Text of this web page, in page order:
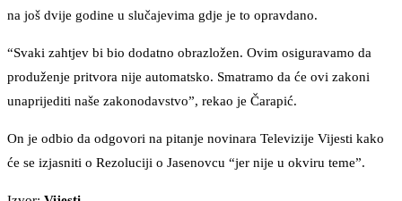
na još dvije godine u slučajevima gdje je to opravdano.
“Svaki zahtjev bi bio dodatno obrazložen. Ovim osiguravamo da
produženje pritvora nije automatsko. Smatramo da će ovi zakoni
unaprijediti naše zakonodavstvo”, rekao je Čarapić.
On je odbio da odgovori na pitanje novinara Televizije Vijesti kako
će se izjasniti o Rezoluciji o Jasenovcu “jer nije u okviru teme”.